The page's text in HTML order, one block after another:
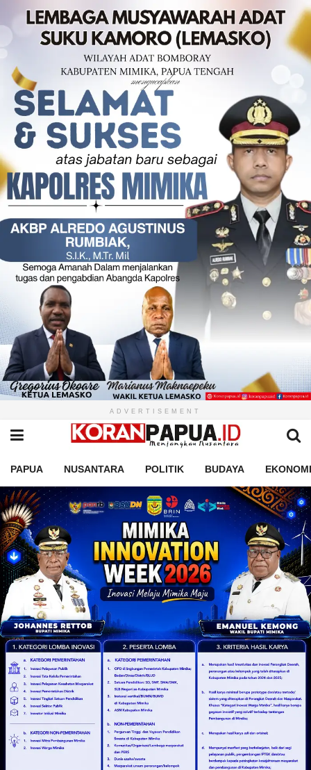
ADVERTISEMENT
PAPUA NUSANTARA POLITIK BUDAYA EKONOMI